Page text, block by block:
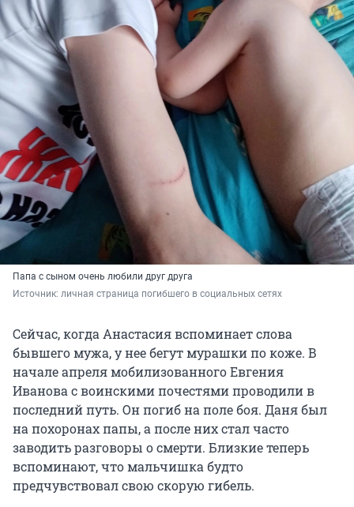
Папа с сыном очень любили друг друга
Источник: личная страница погибшего в социальных сетях
Сейчас, когда Анастасия вспоминает слова
бывшего мужа, у нее бегут мурашки по коже. В
начале апреля мобилизованного Евгения
Иванова с воинскими почестями проводили в
последний путь. Он погиб на поле боя. Даня был
на похоронах папы, а после них стал часто
заводить разговоры о смерти. Близкие теперь
вспоминают, что мальчишка будто
предчувствовал свою скорую гибель.